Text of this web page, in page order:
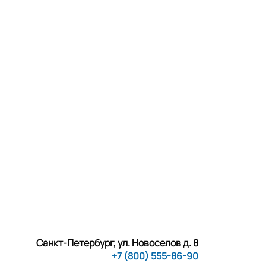
Санкт-Петербург, ул. Новоселов д. 8
+7 (800) 555-86-90